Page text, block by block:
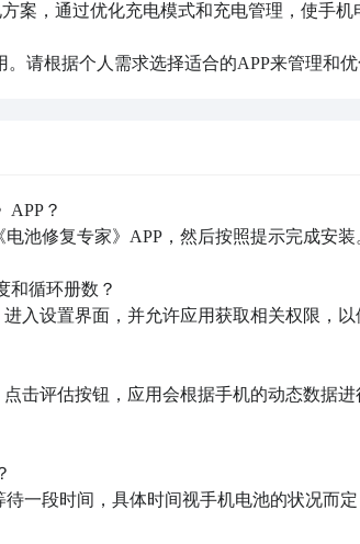
案，通过优化充电模式和充电管理，使手机
请根据个人需求选择适合的APP来管理和
APP？
和循环册数？